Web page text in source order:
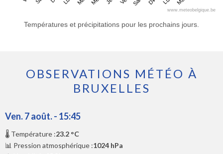
www.meteobelgique.be
Températures et précipitations pour les prochains jours.
OBSERVATIONS MÉTÉO À
BRUXELLES
Ven. 7 août. - 15:45
🌡️ Température :23.2 °C
📊 Pression atmosphérique :1024 hPa